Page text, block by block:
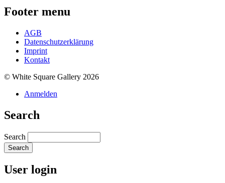
Footer menu
AGB
Datenschutzerklärung
Imprint
Kontakt
© White Square Gallery 2026
Anmelden
Search
Search
User login